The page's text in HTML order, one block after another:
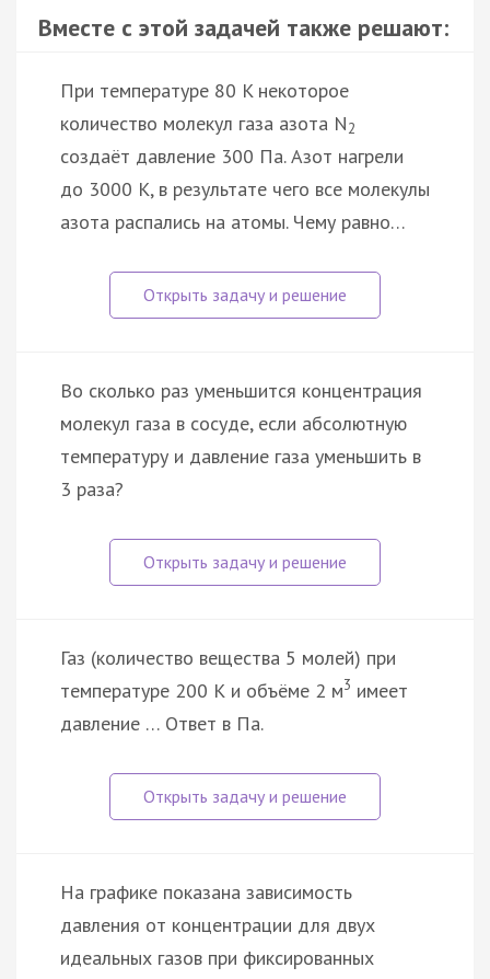
Вместе с этой задачей также решают:
При температуре 80 K некоторое
количество молекул газа азота N2
создаёт давление 300 Па. Азот нагрели
до 3000 К, в результате чего все молекулы
азота распались на атомы. Чему равно…
Во сколько раз уменьшится концентрация
молекул газа в сосуде, если абсолютную
температуру и давление газа уменьшить в
3 раза?
Газ (количество вещества 5 молей) при
температуре 200 К и объёме 2 м3 имеет
давление … Ответ в Па.
На графике показана зависимость
давления от концентрации для двух
идеальных газов при фиксированных